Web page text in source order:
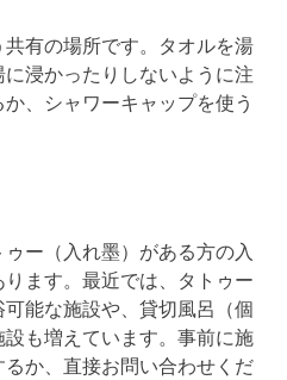
有の場所です。タオルを湯
浸かったりしないように注
、シャワーキャップを使う
ー（入れ墨）がある方の入
ます。最近では、タトゥー
能な施設や、貸切風呂（個
も増えています。事前に施
か、直接お問い合わせくだ